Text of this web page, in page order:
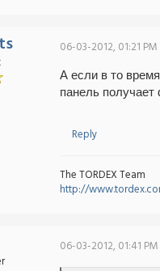
06-03-2012, 01:21
А если в то
панель
Reply
The TORDEX Team
http://
06-03-2012, 01:41